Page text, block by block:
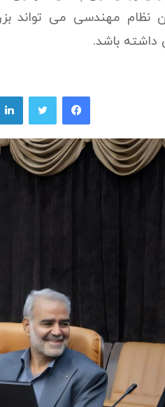
4 و 33قانون نظام مهندسی می
داشته باشد.
فیسبوک